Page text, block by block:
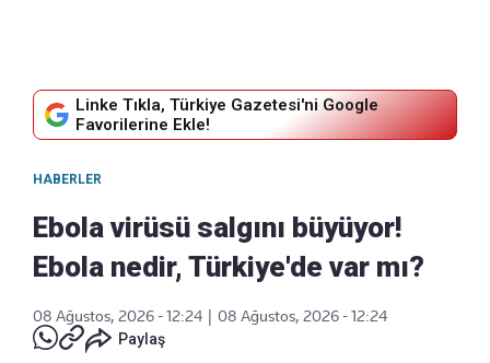
Linke Tıkla, Türkiye Gazetesi'ni Google
Favorilerine Ekle!
HABERLER
Ebola virüsü salgını büyüyor!
Ebola nedir, Türkiye'de var mı?
08 Ağustos, 2026 - 12:24
08 Ağustos, 2026 - 12:24
Paylaş